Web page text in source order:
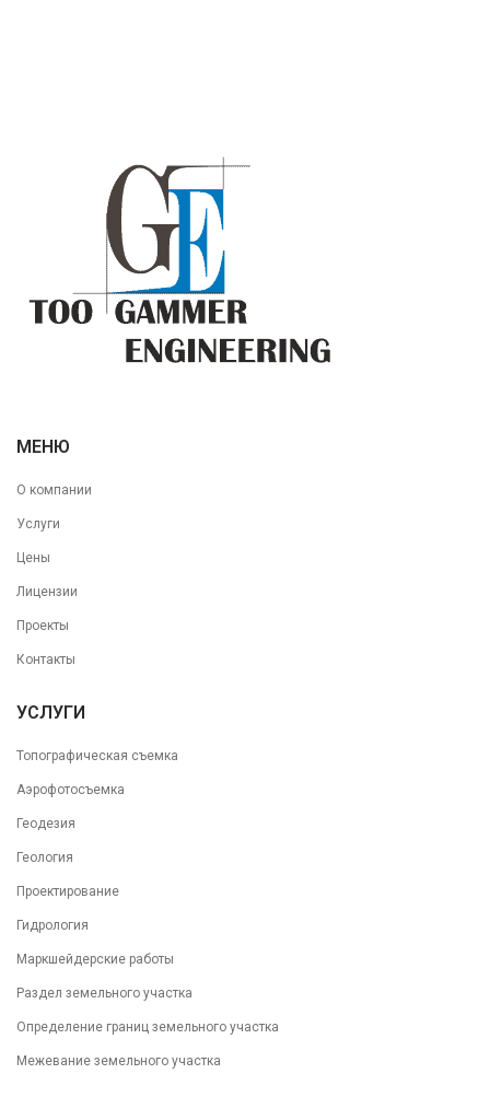
МЕНЮ
О компании
Услуги
Цены
Лицензии
Проекты
Контакты
УСЛУГИ
Топографическая съемка
Аэрофотосъемка
Геодезия
Геология
Проектирование
Гидрология
Маркшейдерские работы
Раздел земельного участка
Определение границ земельного участка
Межевание земельного участка